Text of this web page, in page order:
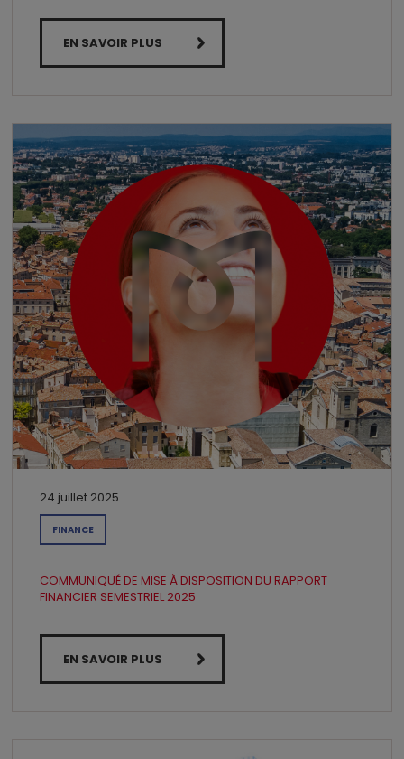
EN SAVOIR PLUS
24 juillet 2025
FINANCE
COMMUNIQUÉ DE MISE À DISPOSITION DU RAPPORT
FINANCIER SEMESTRIEL 2025
EN SAVOIR PLUS